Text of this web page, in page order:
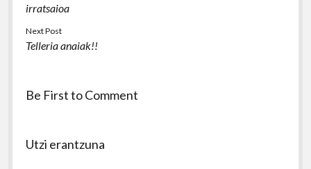
irratsaioa
Next Post
Telleria anaiak!!
Be First to Comment
Utzi erantzuna